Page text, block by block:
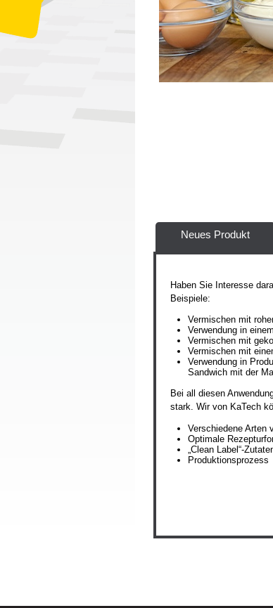
Neues Produkt
Haben Sie Interesse
Beispiele:
Vermischen mit
Verwendung in
Vermischen mit
Vermischen mit
Verwendung in
Sandwich mit der
Bei all diesen
stark. Wir von KaTech
Verschiedene Arten
Optimale
„Clean Label“-
Produktionsprozess